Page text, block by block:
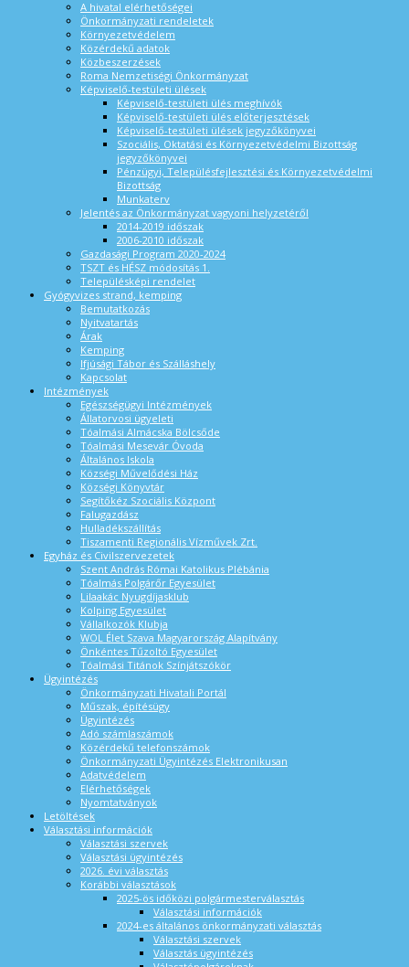
A hivatal elérhetőségei
Önkormányzati rendeletek
Környezetvédelem
Közérdekű adatok
Közbeszerzések
Roma Nemzetiségi Önkormányzat
Képviselő-testületi ülések
Képviselő-testületi ülés meghívók
Képviselő-testületi ülés előterjesztések
Képviselő-testületi ülések jegyzőkönyvei
Szociális, Oktatási és Környezetvédelmi Bizottság
jegyzőkönyvei
Pénzügyi, Településfejlesztési és Környezetvédelmi
Bizottság
Munkaterv
Jelentés az Önkormányzat vagyoni helyzetéről
2014-2019 időszak
2006-2010 időszak
Gazdasági Program 2020-2024
TSZT és HÉSZ módosítás 1.
Településképi rendelet
Gyógyvizes strand, kemping
Bemutatkozás
Nyitvatartás
Árak
Kemping
Ifjúsági Tábor és Szálláshely
Kapcsolat
Intézmények
Egészségügyi Intézmények
Állatorvosi ügyeleti
Tóalmási Almácska Bölcsőde
Tóalmási Mesevár Óvoda
Általános Iskola
Községi Művelődési Ház
Községi Könyvtár
Segítőkéz Szociális Központ
Falugazdász
Hulladékszállítás
Tiszamenti Regionális Vízművek Zrt.
Egyház és Civilszervezetek
Szent András Római Katolikus Plébánia
Tóalmás Polgárőr Egyesület
Lilaakác Nyugdíjasklub
Kolping Egyesület
Vállalkozók Klubja
WOL Élet Szava Magyarország Alapítvány
Önkéntes Tűzoltó Egyesület
Tóalmási Titánok Színjátszókör
Ügyintézés
Önkormányzati Hivatali Portál
Műszak, építésügy
Ügyintézés
Adó számlaszámok
Közérdekű telefonszámok
Önkormányzati Ügyintézés Elektronikusan
Adatvédelem
Elérhetőségek
Nyomtatványok
Letöltések
Választási információk
Választási szervek
Választási ügyintézés
2026. évi választás
Korábbi választások
2025-ös időközi polgármesterválasztás
Választási információk
2024-es általános önkormányzati választás
Választási szervek
Választás ügyintézés